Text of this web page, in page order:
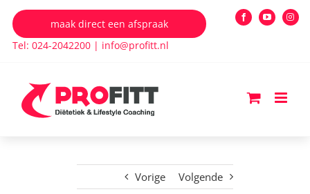
naar
inhoud
maak direct een afspraak
Tel: 024-2042200| info@profitt.nl
FacebookYouTube
Vorige Volgende